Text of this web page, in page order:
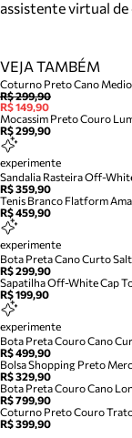
assistente virtual
VEJA TAMBÉM
Coturno Preto Cano
R$ 299,90
R$ 149,90
Mocassim Preto Couro
R$ 299,90
experimente
Sandalia Rasteira Off-
R$ 359,90
Tenis Branco Flatform
R$ 459,90
experimente
Bota Preta Cano Curto
R$ 299,90
Sapatilha Off-White Cap
R$ 199,90
experimente
Bota Preta Couro Cano
R$ 499,90
Bolsa Shopping Preto
R$ 329,90
Bota Preta Couro Cano
R$ 799,90
Coturno Preto Couro
R$ 399,90